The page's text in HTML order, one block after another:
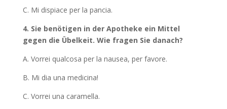
C. Mi dispiace per la pancia.
4. Sie benötigen in der Apotheke ein Mittel
gegen die Übelkeit. Wie fragen Sie danach?
A. Vorrei qualcosa per la nausea, per favore.
B. Mi dia una medicina!
C. Vorrei una caramella.